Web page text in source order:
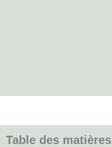
Table des matières